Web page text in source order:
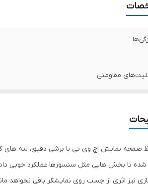
مقاومتی
محافظ برای قسمت
صفحه نمایش اچ وی تی با برشی دقیق، لبه های
شده تا بخش هایی مثل سنسورها عملکرد خوبی
نیز اثری از چسب روی نمایشگر باقی